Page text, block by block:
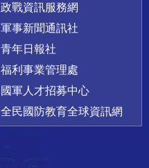
政戰資訊服務網
軍事新聞通訊社
青年日報社
福利事業管理處
國軍人才招募中心
全民國防教育全球資訊網